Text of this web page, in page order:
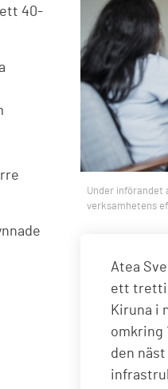
40-
Under införandet
verksamhetens
Atea
ett
Kiruna i
omkring
den